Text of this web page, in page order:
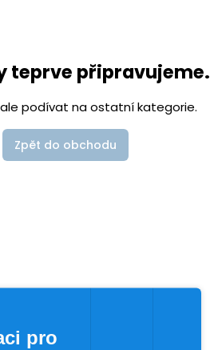
teprve připravujeme.
podívat na ostatní kategorie.
Zpět do obchodu
pro